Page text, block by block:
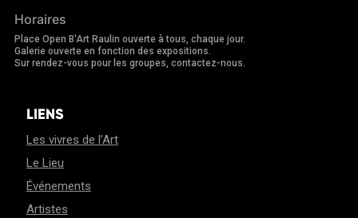
Horaires
Place Open B'Art Raulin ouverte à tous, chaque jour.
Galerie ouverte en fonction des expositions.
Sur rendez-vous pour les groupes, contactez-nous.
LIENS
Les vivres de l’Art
Le Lieu
Événements
Artistes